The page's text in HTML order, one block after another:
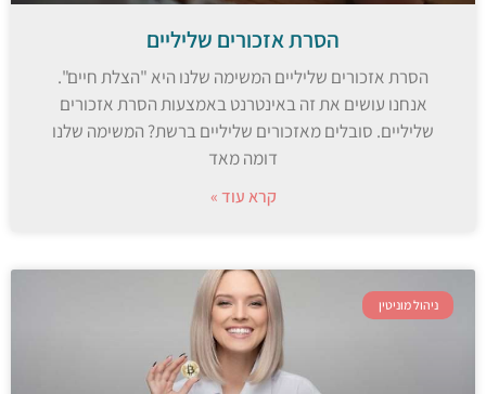
הסרת אזכורים שליליים
הסרת אזכורים שליליים המשימה שלנו היא "הצלת חיים".
אנחנו עושים את זה באינטרנט באמצעות הסרת אזכורים
שליליים. סובלים מאזכורים שליליים ברשת? המשימה שלנו
דומה מאד
קרא עוד »
ניהול מוניטין